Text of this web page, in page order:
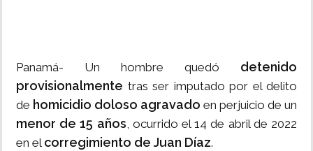
Panamá- Un hombre quedó detenido
provisionalmente tras ser imputado por el delito
de homicidio doloso agravado en perjuicio de un
menor de 15 años, ocurrido el 14 de abril de 2022
en el corregimiento de Juan Díaz.